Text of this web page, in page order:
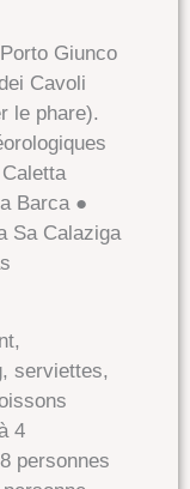
Giunco
Cavoli
le phare).
Barca ●
Sa Calaziga
serviettes,
4
personnes